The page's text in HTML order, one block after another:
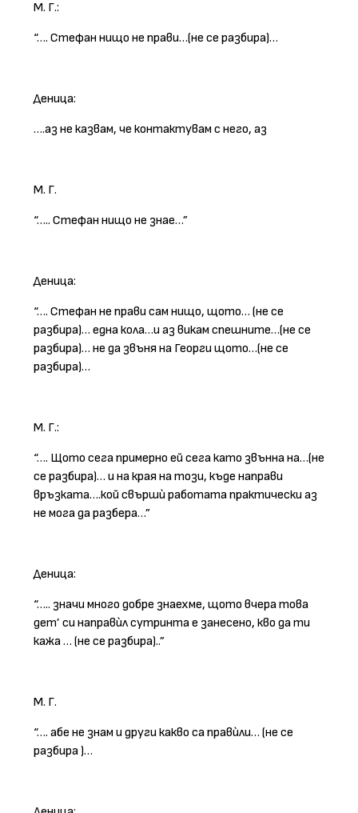
М. Г.:
“…. Стефан нищо не прави…(не се разбира)…
Деница:
….аз не казвам, че контактувам с него, аз
М. Г.
“….. Стефан нищо не знае…”
Деница:
“…. Стефан не прави сам нищо, щото… (не се
разбира)… една кола…и аз викам спешните…(не се
разбира)… не да звъня на Георги щото…(не се
разбира)…
М. Г.:
“…. Щото сега примерно ей сега като звънна на…(не
се разбира)… и на края на този, къде направи
връзката….кой свършѝ работата практически аз
не мога да разбера…”
Деница:
“….. значи много добре знаехме, щото вчера това
дет’ си направѝл сутринта е занесено, кво да ти
кажа … (не се разбира)..”
М. Г.
“…. абе не знам и други какво са правѝли… (не се
разбира )…